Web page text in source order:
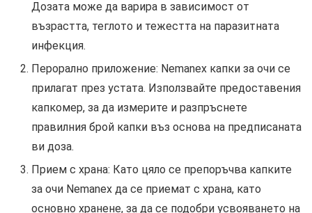
Дозата може да варира в зависимост от
възрастта, теглото и тежестта на паразитната
инфекция.
Перорално приложение: Nemanex капки за очи се
прилагат през устата. Използвайте предоставения
капкомер, за да измерите и разпръснете
правилния брой капки въз основа на предписаната
ви доза.
Прием с храна: Като цяло се препоръчва капките
за очи Nemanex да се приемат с храна, като
основно хранене, за да се подобри усвояването на